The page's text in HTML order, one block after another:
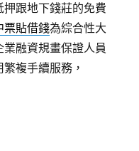
押跟地下錢莊的免費
票貼借錢為綜合性大
融資規畫保證人員
複手續服務，